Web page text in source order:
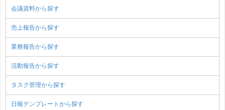
会議資料から探す
売上報告から探す
業務報告から探す
活動報告から探す
タスク管理から探す
日報テンプレートから探す